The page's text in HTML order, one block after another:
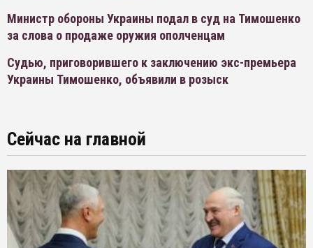
Министр обороны Украины подал в суд на Тимошенко
за слова о продаже оружия ополченцам
Судью, приговорившего к заключению экс-премьера
Украины Тимошенко, объявили в розыск
Сейчас на главной